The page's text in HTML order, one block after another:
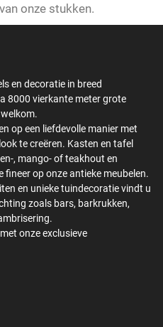
onze stukken.
en decoratie in breed
8000 vierkante meter grote
op een liefdevolle manier met
te creëren. Kasten en tafel
, mango- of teakhout en
op onze antieke meubelen.
en unieke tuindecoratie vindt u
zoals bars, barkrukken,
onze exclusieve